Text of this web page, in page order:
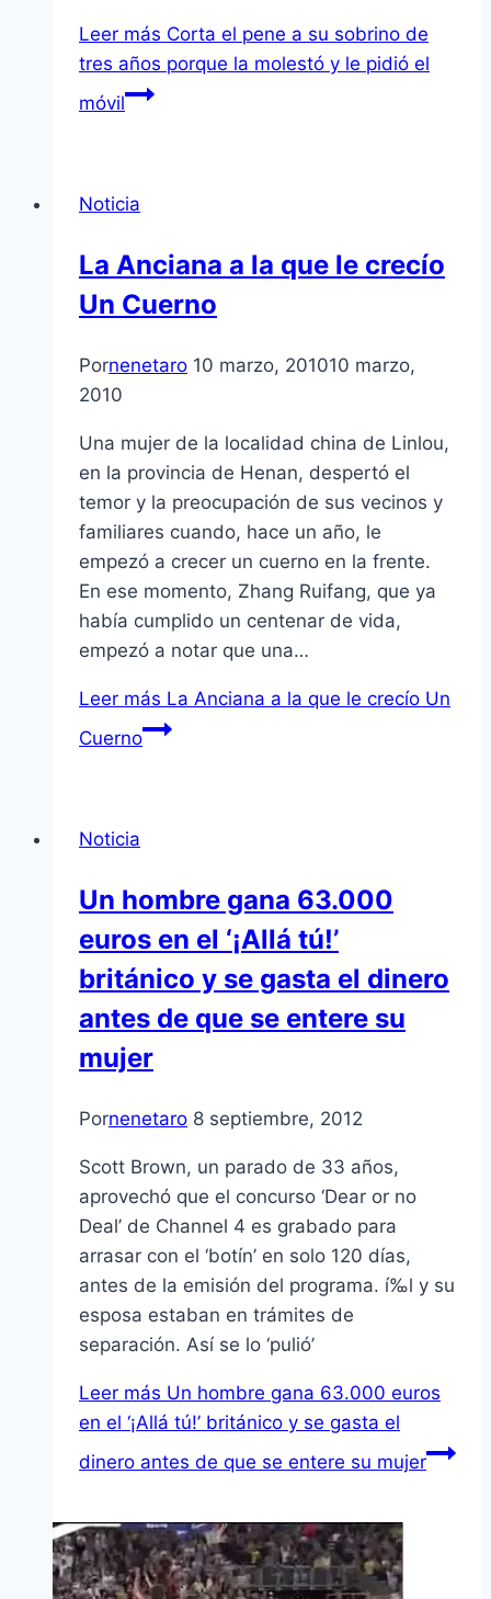
Leer más Corta el pene a su sobrino de
tres años porque la molestó y le pidió el
móvil
Noticia
La Anciana a la que le crecí­o
Un Cuerno
Pornenetaro 10 marzo, 201010 marzo,
2010
Una mujer de la localidad china de Linlou,
en la provincia de Henan, despertó el
temor y la preocupación de sus vecinos y
familiares cuando, hace un año, le
empezó a crecer un cuerno en la frente.
En ese momento, Zhang Ruifang, que ya
habí­a cumplido un centenar de vida,
empezó a notar que una…
Leer más La Anciana a la que le crecí­o Un
Cuerno
Noticia
Un hombre gana 63.000
euros en el ‘¡Allá tú!’
británico y se gasta el dinero
antes de que se entere su
mujer
Pornenetaro 8 septiembre, 2012
Scott Brown, un parado de 33 años,
aprovechó que el concurso ‘Dear or no
Deal’ de Channel 4 es grabado para
arrasar con el ‘botí­n’ en solo 120 dí­as,
antes de la emisión del programa. í‰l y su
esposa estaban en trámites de
separación. Así­ se lo ‘pulió’
Leer más Un hombre gana 63.000 euros
en el ‘¡Allá tú!’ británico y se gasta el
dinero antes de que se entere su mujer